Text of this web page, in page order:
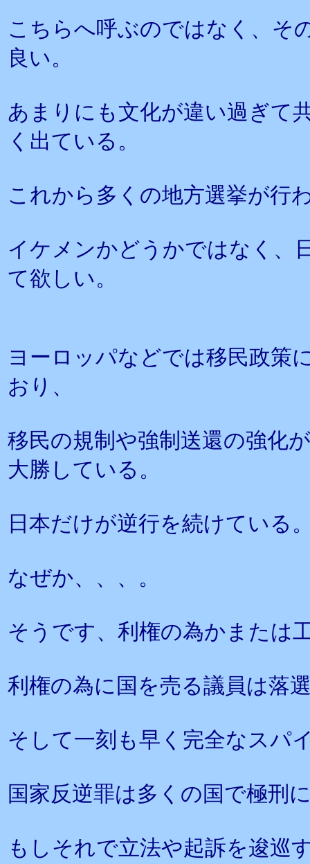
こちらへ呼ぶのではなく、そ
良い。
あまりにも文化が違い過ぎて
く出ている。
これから多くの地方選挙が行
イケメンかどうかではなく、
て欲しい。
ヨーロッパなどでは移民政策
おり、
移民の規制や強制送還の強化
大勝している。
日本だけが逆行を続けている
なぜか、、、。
そうです、利権の為かまたは
利権の為に国を売る議員は落
そして一刻も早く完全なスパ
国家反逆罪は多くの国で極刑
もしそれで立法や起訴を逡巡